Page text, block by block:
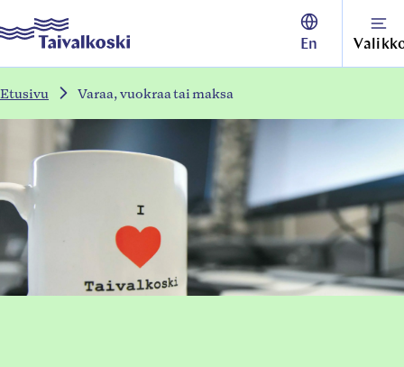
Siirry
suoraan
↓
Taivalkoski
En
Etusivu Varaa, vuokraa tai maksa